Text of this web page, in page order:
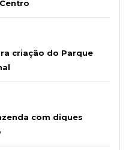
criação do Parque
com diques